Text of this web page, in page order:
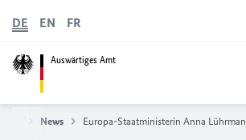
Auswärtiges Amt
DE EN FR
News Europa-Staatministerin Anna